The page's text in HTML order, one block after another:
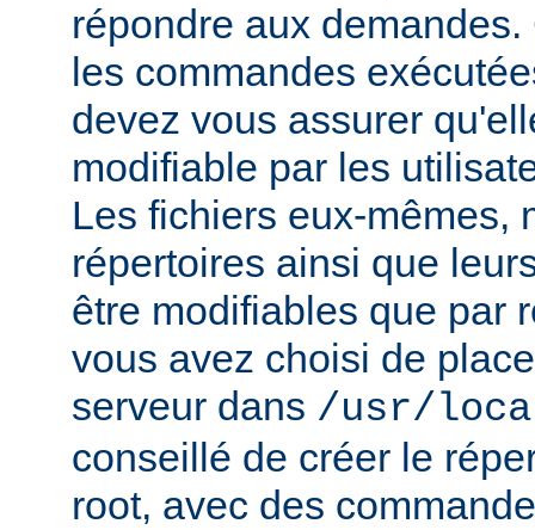
répondre aux
les commandes
devez vous assurer
modifiable par les
Les fichiers eux-mêmes,
répertoires ainsi que
être modifiables que par
vous avez choisi de
serveur dans /usr/
conseillé de créer le
root, avec des